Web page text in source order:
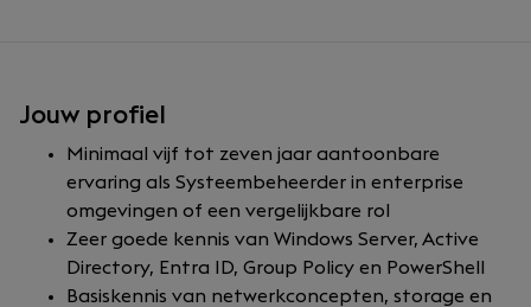
Jouw profiel
Minimaal vijf tot zeven jaar aantoonbare
ervaring als Systeembeheerder in enterprise
omgevingen of een vergelijkbare rol
Zeer goede kennis van Windows Server, Active
Directory, Entra ID, Group Policy en PowerShell
Basiskennis van netwerkconcepten, storage en